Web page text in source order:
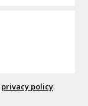
privacy policy.